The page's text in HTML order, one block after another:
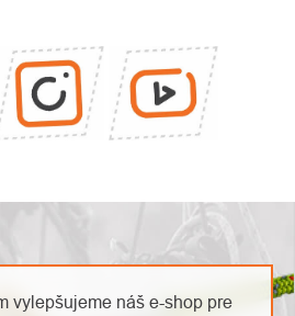
vylepšujeme náš e-shop pre
nás